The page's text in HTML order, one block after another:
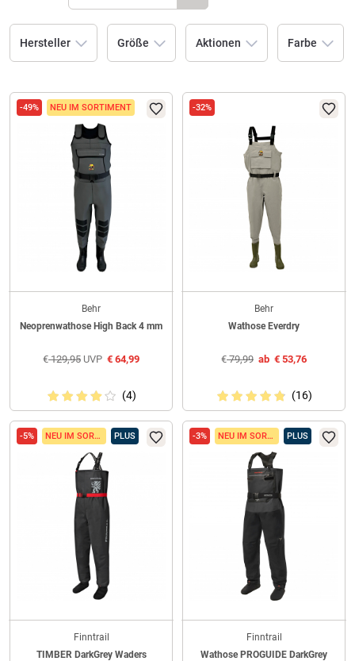
Hersteller Größe Aktionen Farbe
-49% NEU IM SORTIMENT
Behr
Neoprenwathose High Back 4 mm
€129,95 UVP € 64,99
(4)
-32%
Behr
Wathose Everdry
€79,99 ab € 53,76
(16)
-5% NEU IM SORTIMENT PLUS
Finntrail
TIMBER DarkGrey Waders
-3% NEU IM SORTIMENT PLUS
Finntrail
Wathose PROGUIDE DarkGrey